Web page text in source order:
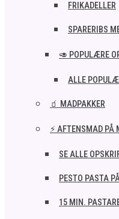
FRIKADELLER
SPARERIBS
🥑 POPULÆRE
ALLE
🧃 MADPAKKER
⚡ AFTENSMAD
SE ALLE
PESTO PASTA
15 MIN.